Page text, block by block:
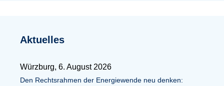
Aktuelles
Würzburg, 6. August 2026
Den Rechtsrahmen der Energiewende neu denken: